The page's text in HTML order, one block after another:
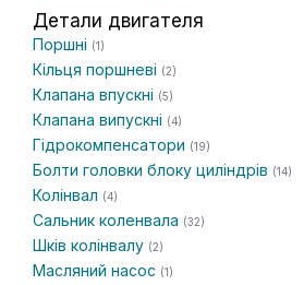
Детали двигателя
Поршні (1)
Кільця поршневі (2)
Клапана впускні (5)
Клапана випускні (4)
Гідрокомпенсатори (19)
Болти головки блоку циліндрів (14)
Колінвал (4)
Сальник коленвала (32)
Шків колінвалу (2)
Масляний насос (1)